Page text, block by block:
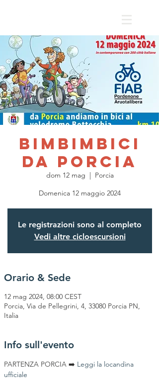
Bimbimbici
da Porcia
dom 12 mag
  |
Porcia
Domenica 12 maggio 2024
Le registrazioni sono al completo
Vedi altre cicloescursioni
Orario & Sede
12 mag 2024, 08:00 CEST
Porcia, Via de Pellegrini, 4, 33080 Porcia PN,
Italia
Info sull'evento
PARTENZA PORCIA ➡️ Leggi la locandina
ufficiale